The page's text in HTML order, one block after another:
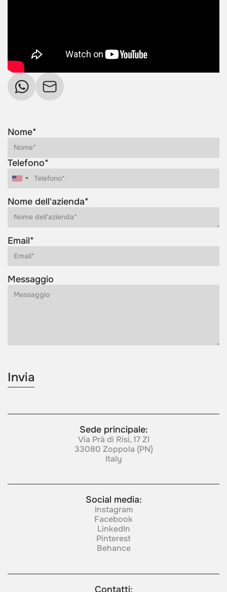
Nome*
Telefono*
Nome dell'azienda*
Email*
Messaggio
Sede principale:
Via Prà di Risi, 17 ZI
33080 Zoppola (PN)
Italy
Social media:
Instagram
Facebook
LinkedIn
Pinterest
Behance
Contatti: